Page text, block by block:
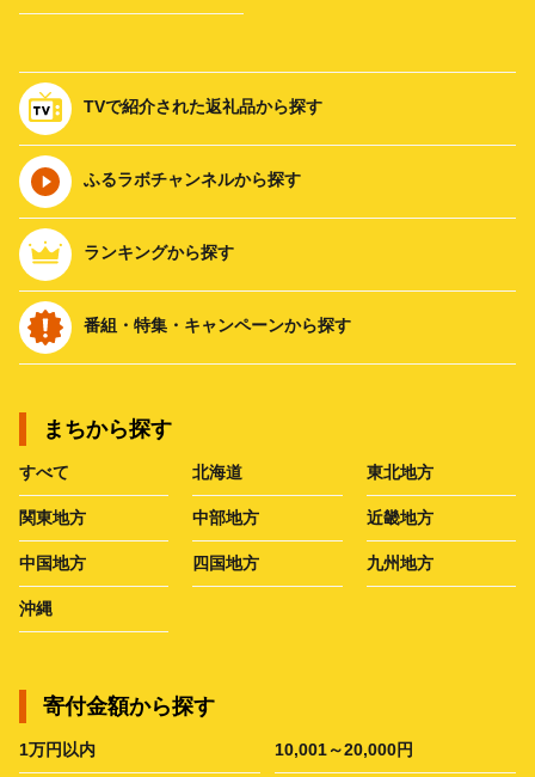
TVで紹介された返礼品から探す
ふるラボチャンネルから探す
ランキングから探す
番組・特集・キャンペーンから探す
まちから探す
すべて 北海道 東北地方
関東地方 中部地方 近畿地方
中国地方 四国地方 九州地方
沖縄
寄付金額から探す
1万円以内 10,001～20,000円